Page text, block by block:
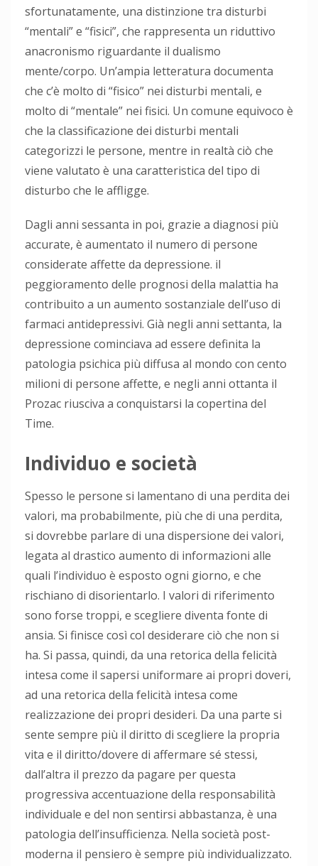
sfortunatamente, una distinzione tra disturbi
“mentali” e “fisici”, che rappresenta un riduttivo
anacronismo riguardante il dualismo
mente/corpo. Un’ampia letteratura documenta
che c’è molto di “fisico” nei disturbi mentali, e
molto di “mentale” nei fisici. Un comune equivoco è
che la classificazione dei disturbi mentali
categorizzi le persone, mentre in realtà ciò che
viene valutato è una caratteristica del tipo di
disturbo che le affligge.
Dagli anni sessanta in poi, grazie a diagnosi più
accurate, è aumentato il numero di persone
considerate affette da depressione. il
peggioramento delle prognosi della malattia ha
contribuito a un aumento sostanziale dell’uso di
farmaci antidepressivi. Già negli anni settanta, la
depressione cominciava ad essere definita la
patologia psichica più diffusa al mondo con cento
milioni di persone affette, e negli anni ottanta il
Prozac riusciva a conquistarsi la copertina del
Time.
Individuo e società
Spesso le persone si lamentano di una perdita dei
valori, ma probabilmente, più che di una perdita,
si dovrebbe parlare di una dispersione dei valori,
legata al drastico aumento di informazioni alle
quali l’individuo è esposto ogni giorno, e che
rischiano di disorientarlo. I valori di riferimento
sono forse troppi, e scegliere diventa fonte di
ansia. Si finisce così col desiderare ciò che non si
ha. Si passa, quindi, da una retorica della felicità
intesa come il sapersi uniformare ai propri doveri,
ad una retorica della felicità intesa come
realizzazione dei propri desideri. Da una parte si
sente sempre più il diritto di scegliere la propria
vita e il diritto/dovere di affermare sé stessi,
dall’altra il prezzo da pagare per questa
progressiva accentuazione della responsabilità
individuale e del non sentirsi abbastanza, è una
patologia dell’insufficienza. Nella società post-
moderna il pensiero è sempre più individualizzato.